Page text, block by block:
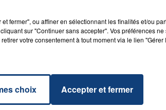
fermer", ou affiner en sélectionnant les finalités et/ou
sur "Continuer sans accepter". Vos préférences
votre consentement à tout moment via le lien
choix Accepter et fermer